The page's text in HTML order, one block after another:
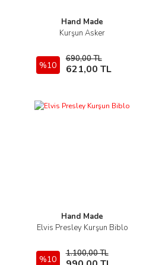
Hand Made
Kurşun Asker
%10
690,00 TL
621,00 TL
İncele
Sepete Ekle
Hand Made
Elvis Presley Kurşun Biblo
%10
1.100,00 TL
İncele
Sepete Ekle